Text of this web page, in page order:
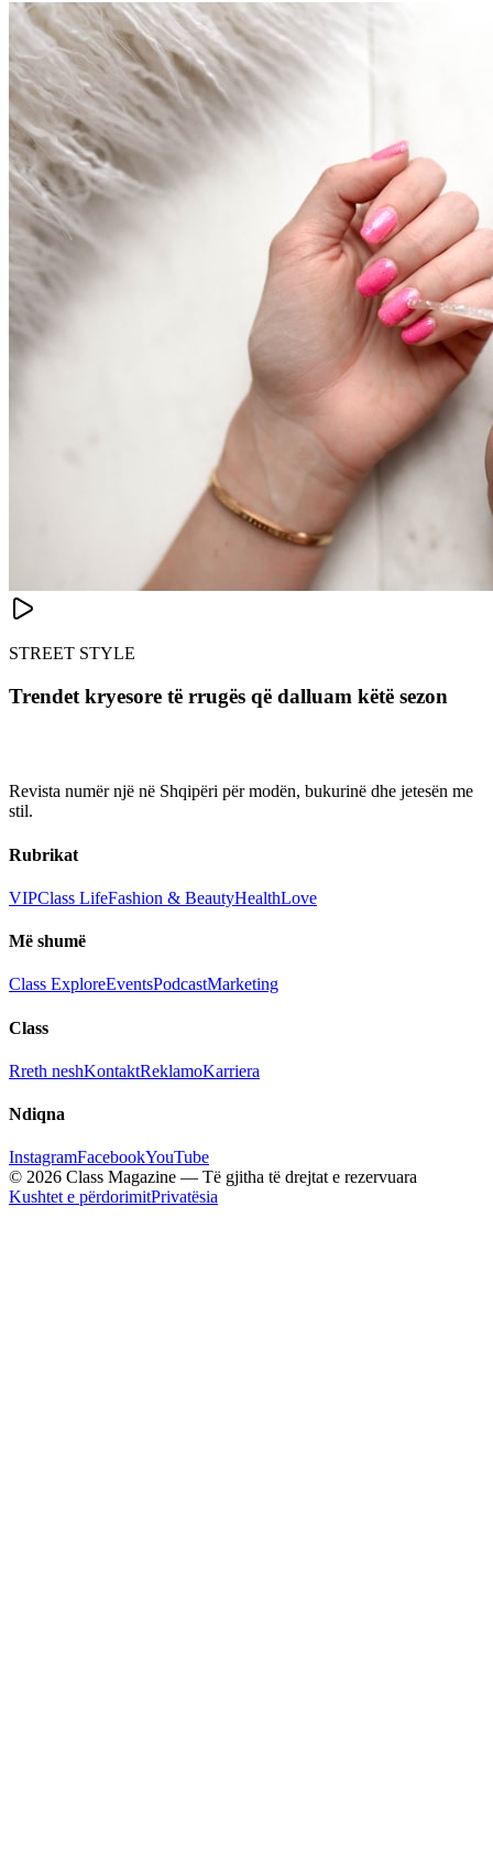
STREET STYLE
Trendet kryesore të rrugës që dalluam këtë sezon
Revista numër një në Shqipëri për modën, bukurinë dhe jetesën me
stil.
Rubrikat
VIPClass LifeFashion & BeautyHealthLove
Më shumë
Class ExploreEventsPodcastMarketing
Class
Rreth neshKontaktReklamoKarriera
Ndiqna
InstagramFacebookYouTube
© 2026 Class Magazine — Të gjitha të drejtat e rezervuara
Kushtet e përdorimitPrivatësia